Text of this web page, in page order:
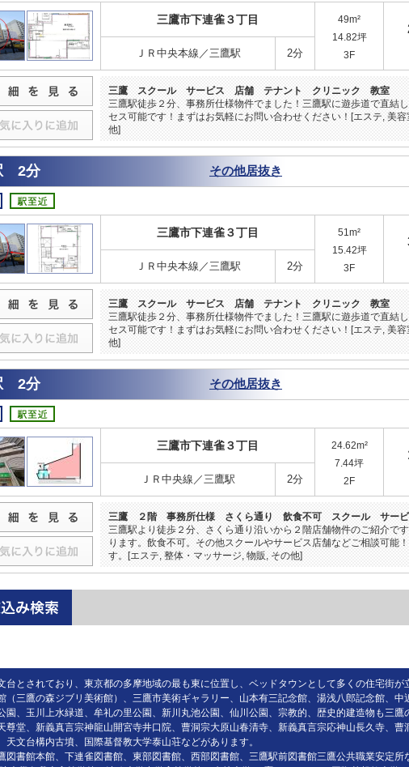
三鷹市下連雀３丁目
49m²
14.82坪
3F
ＪＲ中央本線／三鷹駅 2分
三鷹 スクール サービス 店舗 テナント クリニック 教室
三鷹駅徒歩２分、事務所仕様物件でました！三鷹駅に遊歩道で直結
セス可能です！まずはお気軽にお問い合わせください！[エステ, 美
他]
2分 その他居抜き
三鷹市下連雀３丁目
51m²
15.42坪
3F
ＪＲ中央本線／三鷹駅 2分
三鷹 スクール サービス 店舗 テナント クリニック 教室
三鷹駅徒歩２分、事務所仕様物件でました！三鷹駅に遊歩道で直結
セス可能です！まずはお気軽にお問い合わせください！[エステ, 美
他]
2分 その他居抜き
三鷹市下連雀３丁目
24.62m²
7.44坪
2F
ＪＲ中央線／三鷹駅 2分
三鷹 ２階 事務所仕様 さくら通り 飲食不可 スクール サー
三鷹駅より徒歩２分、さくら通り沿いから２階店舗物件のご紹介で
ります。飲食不可。その他スクールやサービス店舗などご相談可能
す。[エステ, 整体・マッサージ, 物販, その他]
とされており、東京都の多摩地域の最も東に位置し、ベッドタウンとして多くの住宅街が
三鷹の森ジブリ美術館）、三鷹市美術ギャラリー、山本有三記念館、湯浅八郎記念館、
、玉川上水緑道、牟礼の里公園、新川丸池公園、仙川公園、宗教的、歴史的建造物も三
堂、新義真言宗神龍山開宮寺井口院、曹洞宗大原山春清寺、新義真言宗応神山長久寺、
文台構内古墳、国際基督教大学泰山荘などがあります。
書館本館、下連雀図書館、東部図書館、西部図書館、三鷹駅前図書館三鷹公共職業安定